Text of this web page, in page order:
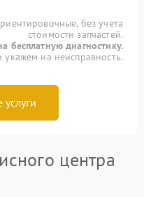
без учета
стоимости запчастей.
бесплатную диагностику.
на неисправность.
услуги
центра